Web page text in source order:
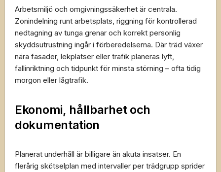
Arbetsmiljö och omgivningssäkerhet är centrala.
Zonindelning runt arbetsplats, riggning för kontrollerad
nedtagning av tunga grenar och korrekt personlig
skyddsutrustning ingår i förberedelserna. Där träd växer
nära fasader, lekplatser eller trafik planeras lyft,
fallinriktning och tidpunkt för minsta störning – ofta tidig
morgon eller lågtrafik.
Ekonomi, hållbarhet och
dokumentation
Planerat underhåll är billigare än akuta insatser. En
flerårig skötselplan med intervaller per trädgrupp sprider